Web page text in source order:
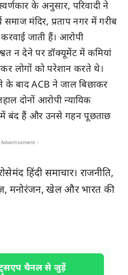
के अनुसार, परिवादी ने
मंदिर, प्रताप नगर में गरीब
जाती हैं। आरोपी
न देने पर डॉक्यूमेंट में कमियां
लोगों को परेशान करते थे।
के बाद ACB ने जाल बिछाकर
दोनों आरोपी न्यायिक
बंद हैं और उनसे गहन पूछताछ
Advertisement -
हिंदी समाचार। राजनीति,
मनोरंजन, खेल औरभारत की
चैनल से जुड़ें